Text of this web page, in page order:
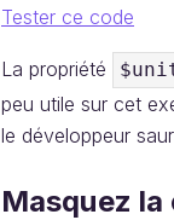
Tester ce code
La propriété
peu utile sur cet
le développeur
Masquez